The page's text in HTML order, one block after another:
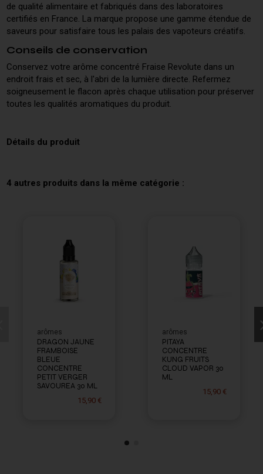
de qualité alimentaire et fabriqués dans des laboratoires
certifiés en France. La marque propose une gamme étendue de
saveurs pour satisfaire tous les palais des vapoteurs créatifs.
Conseils de conservation
Conservez votre arôme concentré Fraise Revolute dans un
endroit frais et sec, à l'abri de la lumière directe. Refermez
soigneusement le flacon après chaque utilisation pour préserver
toutes les qualités aromatiques du produit.
Détails du produit
4 autres produits dans la même catégorie :
arômes
DRAGON JAUNE
FRAMBOISE
BLEUE
CONCENTRE
PETIT VERGER
SAVOUREA 30 ML
15,90 €
arômes
PITAYA
CONCENTRE
KUNG FRUITS
CLOUD VAPOR 30
ML
15,90 €